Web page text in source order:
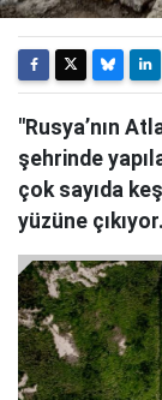
"Rusya’nın
şehrinde
çok sayıda
yüzüne çıkıyor.